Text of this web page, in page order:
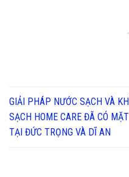
GIẢI PHÁP NƯỚC SẠCH VÀ KHÍ
SẠCH HOME CARE ĐÃ CÓ MẶT
TẠI ĐỨC TRỌNG VÀ DĨ AN